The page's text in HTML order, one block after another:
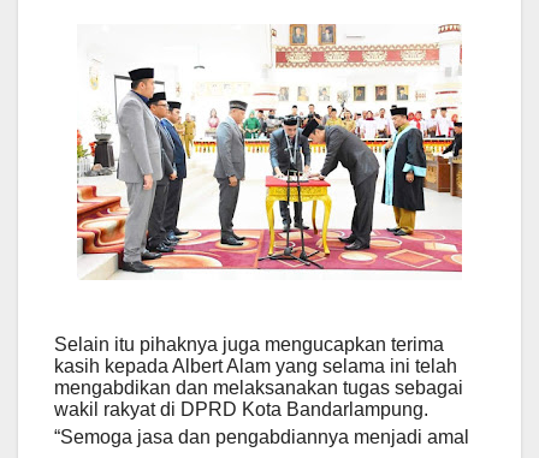
Selain itu pihaknya juga mengucapkan terima
kasih kepada Albert Alam yang selama ini telah
mengabdikan dan melaksanakan tugas sebagai
wakil rakyat di DPRD Kota Bandarlampung.
“Semoga jasa dan pengabdiannya menjadi amal